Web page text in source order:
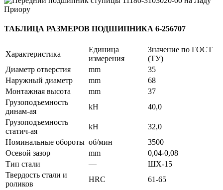
ТАБЛИЦА РАЗМЕРОВ ПОДШИПНИКА 6-256707
Характеристика
Единица
измерения
Значение по ГОСТ
(ТУ)
Диаметр отверстия
mm
35
Наружный диаметр
mm
68
Монтажная высота
mm
37
Грузоподъемность
динам-ая
kH
40,0
Грузоподъемность
статич-ая
kH
32,0
Номинальные обороты об/мин
3500
Осевой зазор
mm
0,04-0,08
Тип стали
—
ШХ-15
Твердость стали и
роликов
HRC
61-65